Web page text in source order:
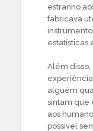
estranho
fabricava
estatísticas
Além disso,
alguém
sintam que
aos
possível